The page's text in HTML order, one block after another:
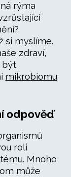
rýma
si myslíme.
zdraví,
být
mikrobiomu
odpověď
roli
Mnoho
může